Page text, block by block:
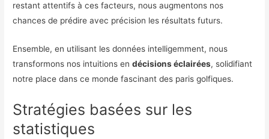
restant attentifs à ces facteurs, nous augmentons nos
chances de prédire avec précision les résultats futurs.
Ensemble, en utilisant les données intelligemment, nous
transformons nos intuitions endécisions éclairées, solidifiant
notre place dans ce monde fascinant des paris golfiques.
Stratégies basées sur les
statistiques